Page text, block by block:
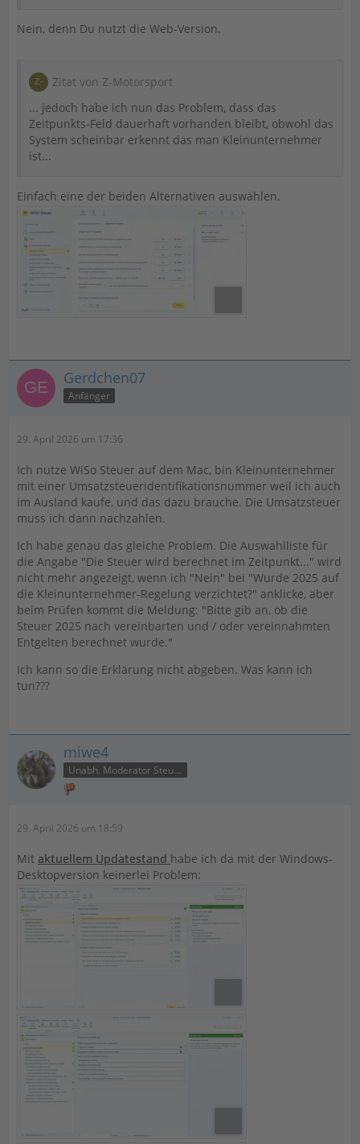
Nein, denn Du nutzt die Web-Version.
Zitat von Z-Motorsport
... jedoch habe ich nun das Problem, dass das
Zeitpunkts-Feld dauerhaft vorhanden bleibt, obwohl das
System scheinbar erkennt das man Kleinunternehmer
ist...
Einfach eine der beiden Alternativen auswählen.
Gerdchen07
Anfänger
29. April 2026 um 17:36
Ich nutze WiSo Steuer auf dem Mac, bin Kleinunternehmer
mit einer Umsatzsteueridentifikationsnummer weil ich auch
im Ausland kaufe, und das dazu brauche. Die Umsatzsteuer
muss ich dann nachzahlen.
Ich habe genau das gleiche Problem. Die Auswahlliste für
die Angabe "Die Steuer wird berechnet im Zeitpunkt..." wird
nicht mehr angezeigt, wenn ich "Nein" bei "Wurde 2025 auf
die Kleinunternehmer-Regelung verzichtet?" anklicke, aber
beim Prüfen kommt die Meldung: "Bitte gib an, ob die
Steuer 2025 nach vereinbarten und / oder vereinnahmten
Entgelten berechnet wurde."
Ich kann so die Erklärung nicht abgeben. Was kann ich
tun???
miwe4
Unabh. Moderator Steuer
29. April 2026 um 18:59
Mit aktuellem Updatestand habe ich da mit der Windows-
Desktopversion keinerlei Problem: